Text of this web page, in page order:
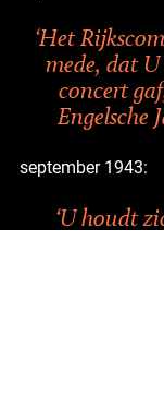
‘Het
mede, dat
concert
Engelsche
september 1943:
‘U houdt